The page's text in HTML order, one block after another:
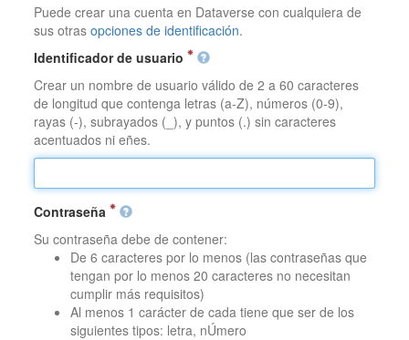
Puede crear una cuenta en Dataverse con cualquiera de
sus otrasopciones de identificación.
Identificador de usuario
Crear un nombre de usuario válido de 2 a 60 caracteres
de longitud que contenga letras (a-Z), números (0-9),
rayas (-), subrayados (_), y puntos (.) sin caracteres
acentuados ni eñes.
Contraseña
Su contraseña debe de contener:
De 6 caracteres por lo menos (las contraseñas que
tengan por lo menos 20 caracteres no necesitan
cumplir más requisitos)
Al menos 1 carácter de cada tiene que ser de los
siguientes tipos: letra, nÚmero